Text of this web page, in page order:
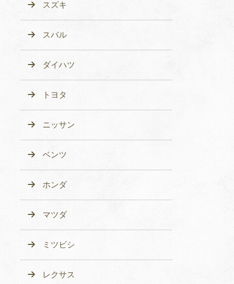
スズキ
スバル
ダイハツ
トヨタ
ニッサン
ベンツ
ホンダ
マツダ
ミツビシ
レクサス